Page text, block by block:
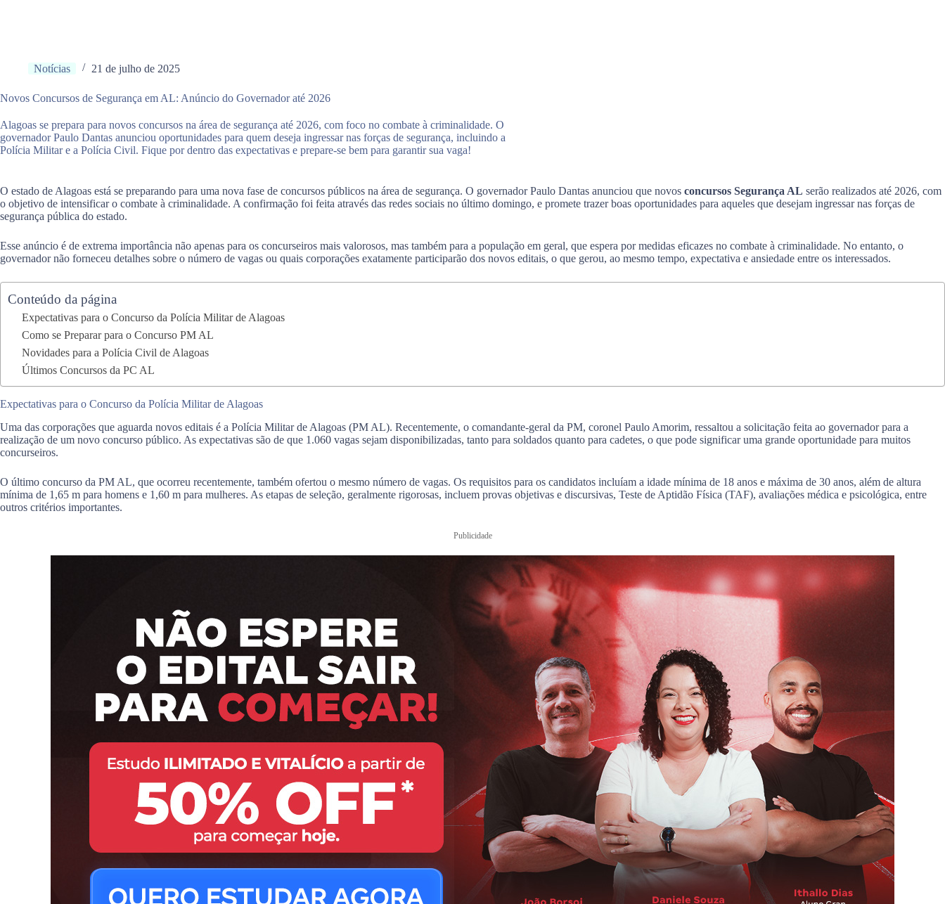
Notícias 21 de julho de 2025
Novos Concursos de Segurança em AL: Anúncio do Governador até 2026
Alagoas se prepara para novos concursos na área de segurança até 2026, com foco no combate à criminalidade. O
governador Paulo Dantas anunciou oportunidades para quem deseja ingressar nas forças de segurança, incluindo a
Polícia Militar e a Polícia Civil. Fique por dentro das expectativas e prepare-se bem para garantir sua vaga!
O estado de Alagoas está se preparando para uma nova fase de concursos públicos na área de segurança. O governador Paulo Dantas anunciou que novos concursos Segurança AL serão realizados até 2026, com
o objetivo de intensificar o combate à criminalidade. A confirmação foi feita através das redes sociais no último domingo, e promete trazer boas oportunidades para aqueles que desejam ingressar nas forças de
segurança pública do estado.
Esse anúncio é de extrema importância não apenas para os concurseiros mais valorosos, mas também para a população em geral, que espera por medidas eficazes no combate à criminalidade. No entanto, o
governador não forneceu detalhes sobre o número de vagas ou quais corporações exatamente participarão dos novos editais, o que gerou, ao mesmo tempo, expectativa e ansiedade entre os interessados.
Conteúdo da página
Expectativas para o Concurso da Polícia Militar de Alagoas
Como se Preparar para o Concurso PM AL
Novidades para a Polícia Civil de Alagoas
Últimos Concursos da PC AL
Expectativas para o Concurso da Polícia Militar de Alagoas
Uma das corporações que aguarda novos editais é a Polícia Militar de Alagoas (PM AL). Recentemente, o comandante-geral da PM, coronel Paulo Amorim, ressaltou a solicitação feita ao governador para a
realização de um novo concurso público. As expectativas são de que 1.060 vagas sejam disponibilizadas, tanto para soldados quanto para cadetes, o que pode significar uma grande oportunidade para muitos
concurseiros.
O último concurso da PM AL, que ocorreu recentemente, também ofertou o mesmo número de vagas. Os requisitos para os candidatos incluíam a idade mínima de 18 anos e máxima de 30 anos, além de altura
mínima de 1,65 m para homens e 1,60 m para mulheres. As etapas de seleção, geralmente rigorosas, incluem provas objetivas e discursivas, Teste de Aptidão Física (TAF), avaliações médica e psicológica, entre
outros critérios importantes.
Publicidade